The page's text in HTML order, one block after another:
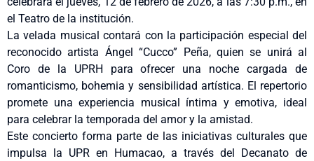
el Teatro de la institución.
La velada musical contará con la participación especial del
reconocido artista Ángel “Cucco” Peña, quien se unirá al
Coro de la UPRH para ofrecer una noche cargada de
romanticismo, bohemia y sensibilidad artística. El repertorio
promete una experiencia musical íntima y emotiva, ideal
para celebrar la temporada del amor y la amistad.
Este concierto forma parte de las iniciativas culturales que
impulsa la UPR en Humacao, a través del Decanato de